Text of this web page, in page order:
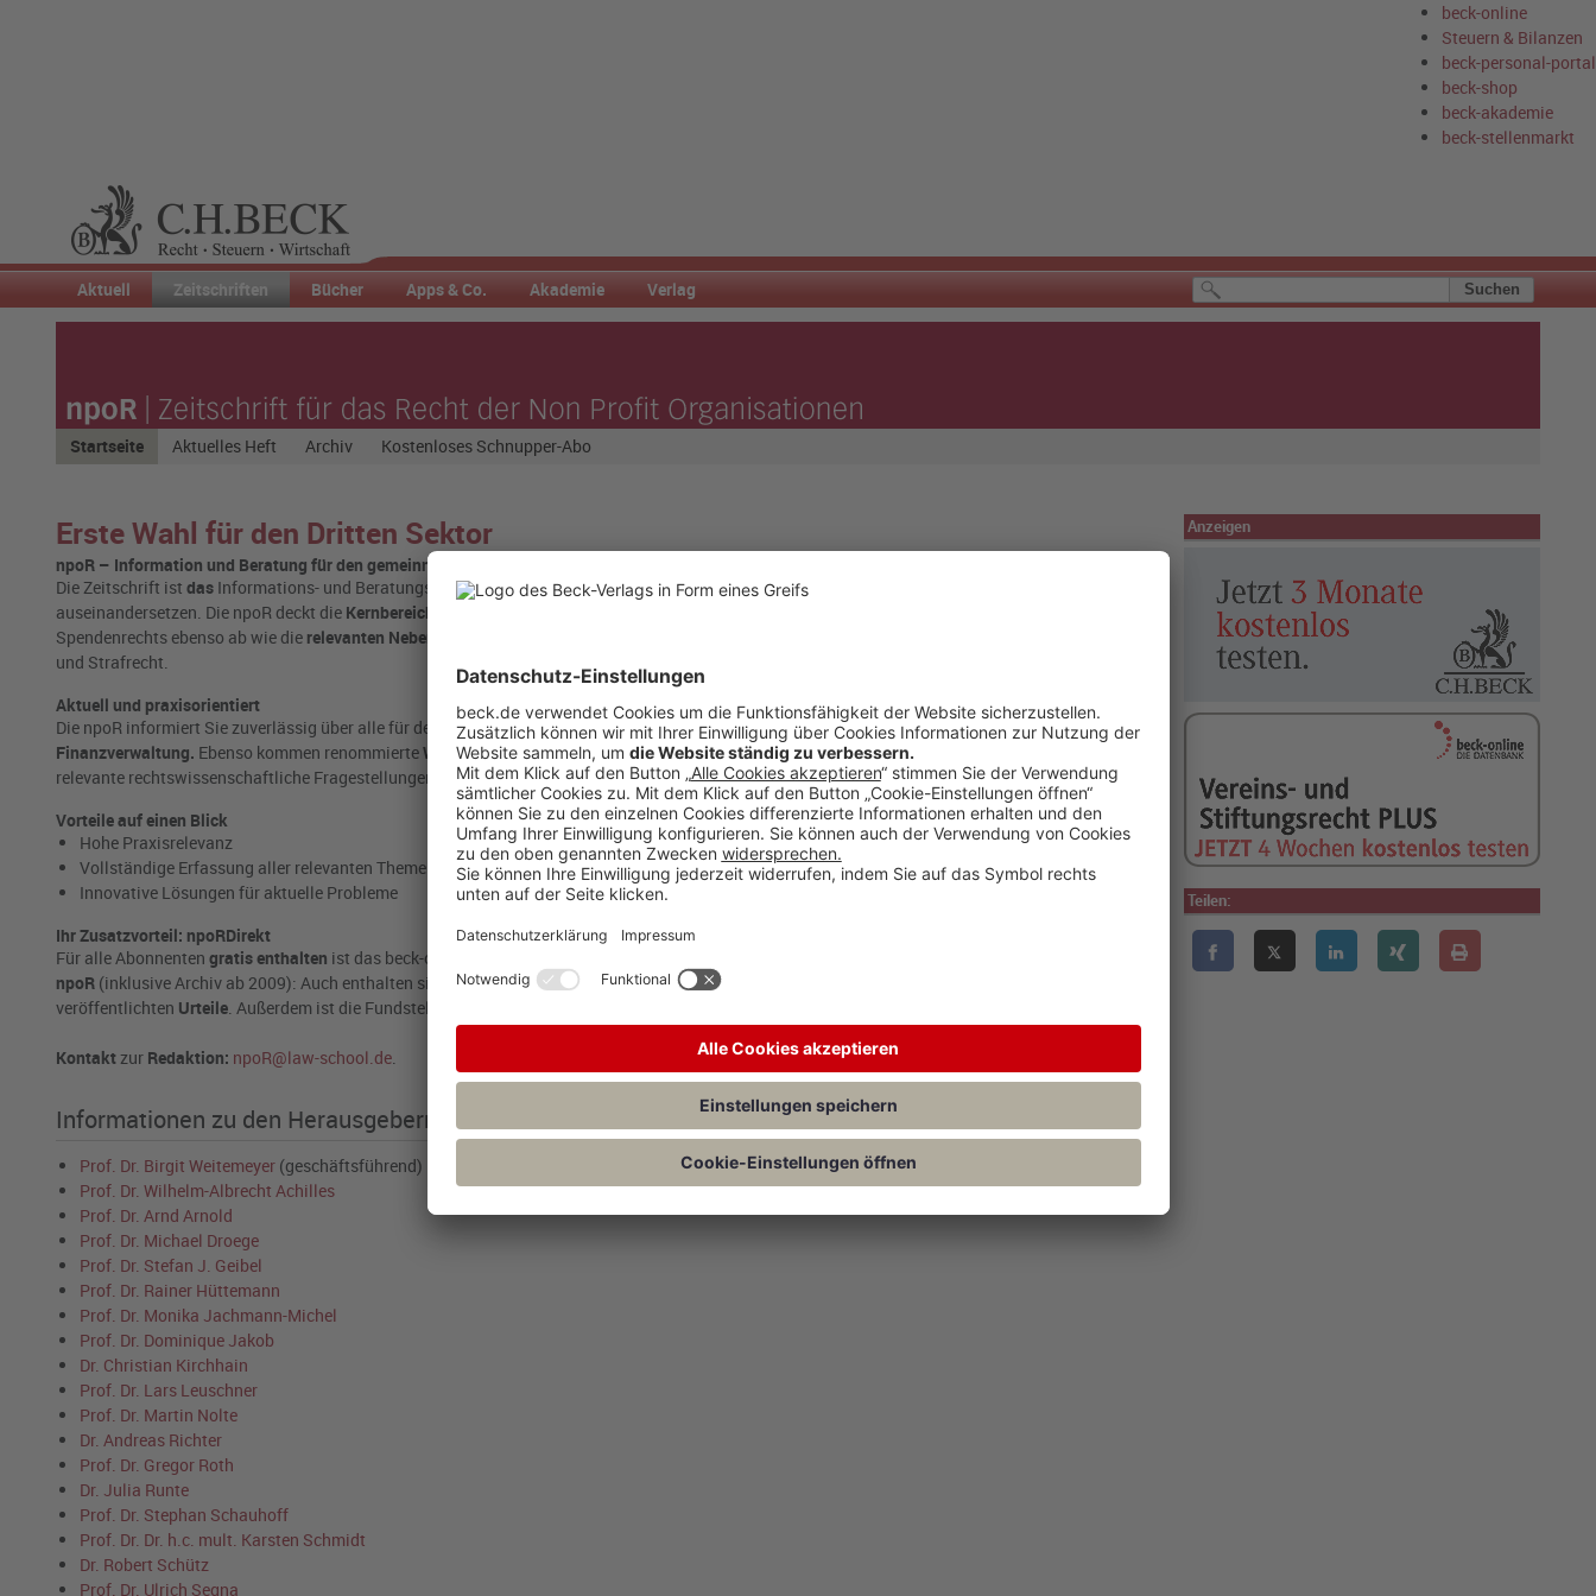
beck-online
Steuern & Bilanzen
beck-personal-portal
beck-shop
beck-akademie
beck-stellenmarkt
Aktuell Zeitschriften Bücher Apps & Co. Akademie Verlag
Startseite Aktuelles Heft Archiv Kostenloses Schnupper-Abo
Erste Wahl für den Dritten Sektor
npoR – Information und Beratung für den gemeinnützigen Sektor
Die Zeitschrift ist das Informations- und Beratungsorgan für alle Praktiker und Wissenschaftler, die sich mit dem Recht des Dritten Sektors
auseinandersetzen. Die npoR deckt die Kernbereiche des Stiftungs- und Non-Profit-Rechts
Spendenrechts ebenso ab wie die relevanten Nebengebiete:
und Strafrecht.
Aktuell und praxisorientiert
Die npoR informiert Sie zuverlässig über alle für den Non-Profit-Sektor bedeutsamen Entwicklungen inRechtsprechung und
Finanzverwaltung. Ebenso kommen renommierteWissenschaftler und Praktikeraus dem Bereich des Dritten Sektors zu Wort, die in ihren Beiträgen
relevante rechtswissenschaftliche Fragestellungen analysieren und Lösungen aufzeigen.
Vorteile auf einen Blick
Hohe Praxisrelevanz
Vollständige Erfassung aller relevanten Themen im Non-Profit-Recht
Innovative Lösungen für aktuelle Probleme
Ihr Zusatzvorteil: npoRDirekt
Für alle Abonnenten gratis enthalten ist das beck-online-Modul
npoR (inklusive Archiv ab 2009): Auch enthalten sind die in der npoR zitiertenGesetzestexte
veröffentlichten Urteile. Außerdem ist die Fundstellen-Recherche in der gesamten Datenbank beck-online/beck-treffer inklusive.
Kontaktzur Redaktion: npoR@law-school.de.
Informationen zu den Herausgebern
Prof. Dr. Birgit Weitemeyer (geschäftsführend)
Prof. Dr. Wilhelm-Albrecht Achilles
Prof. Dr. Arnd Arnold
Prof. Dr. Michael Droege
Prof. Dr. Stefan J. Geibel
Prof. Dr. Rainer Hüttemann
Prof. Dr. Monika Jachmann-Michel
Prof. Dr. Dominique Jakob
Dr. Christian Kirchhain
Prof. Dr. Lars Leuschner
Prof. Dr. Martin Nolte
Dr. Andreas Richter
Prof. Dr. Gregor Roth
Dr. Julia Runte
Prof. Dr. Stephan Schauhoff
Prof. Dr. Dr. h.c. mult. Karsten Schmidt
Dr. Robert Schütz
Prof. Dr. Ulrich Segna
Anzeigen
Teilen: